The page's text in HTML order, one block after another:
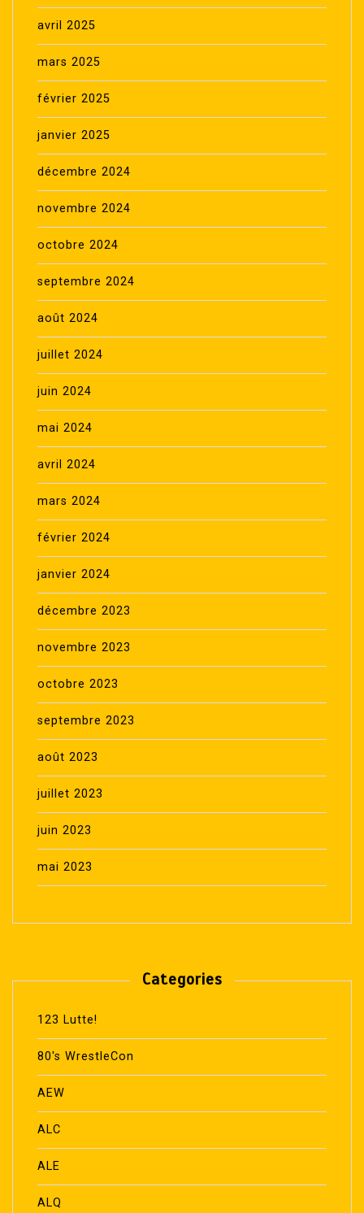
avril 2025
mars 2025
février 2025
janvier 2025
décembre 2024
novembre 2024
octobre 2024
septembre 2024
août 2024
juillet 2024
juin 2024
mai 2024
avril 2024
mars 2024
février 2024
janvier 2024
décembre 2023
novembre 2023
octobre 2023
septembre 2023
août 2023
juillet 2023
juin 2023
mai 2023
Categories
123 Lutte!
80's WrestleCon
AEW
ALC
ALE
ALQ